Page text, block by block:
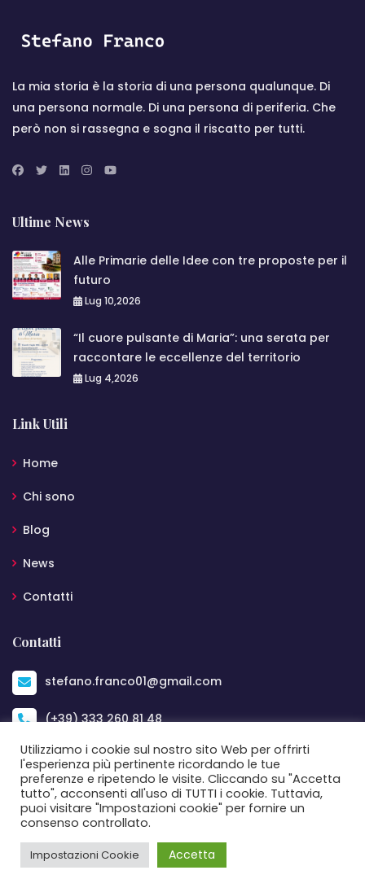
La mia storia è la storia di una persona qualunque. Di
una persona normale. Di una persona di periferia. Che
però non si rassegna e sogna il riscatto per tutti.
Ultime News
Alle Primarie delle Idee con tre proposte per il
futuro
Lug 10,2026
“Il cuore pulsante di Maria”: una serata per
raccontare le eccellenze del territorio
Lug 4,2026
Link Utili
Home
Chi sono
Blog
News
Contatti
Contatti
stefano.franco01@gmail.com
(+39) 333 260 81 48
Bari
© 2026 By Stefano Franco
Utilizziamo i cookie sul nostro sito Web per offrirti
l'esperienza più pertinente ricordando le tue
preferenze e ripetendo le visite. Cliccando su "Accetta
tutto", acconsenti all'uso di TUTTI i cookie. Tuttavia,
puoi visitare "Impostazioni cookie" per fornire un
consenso controllato.
Impostazioni Cookie Accetta